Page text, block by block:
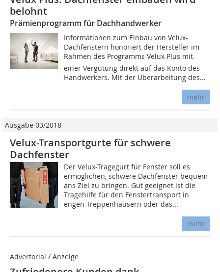
belohnt
Prämienprogramm für Dachhandwerker
Informationen zum Einbau von Velux-
Dachfenstern honoriert der Hersteller im
Rahmen des Programms Velux Plus mit
einer Vergütung direkt auf das Konto des
Handwerkers. Mit der Überarbeitung des...
mehr
Ausgabe 03/2018
Velux-Transportgurte für schwere
Dachfenster
Der Velux-Tragegurt für Fenster soll es
ermöglichen, schwere Dachfenster bequem
ans Ziel zu bringen. Gut geeignet ist die
Tragehilfe für den Fenstertransport in
engen Treppenhäusern oder das...
mehr
Advertorial / Anzeige